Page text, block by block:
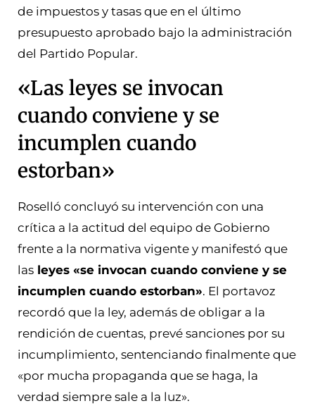
de impuestos y tasas que en el último
presupuesto aprobado bajo la administración
del Partido Popular.
«Las leyes se invocan
cuando conviene y se
incumplen cuando
estorban»
Roselló concluyó su intervención con una
crítica a la actitud del equipo de Gobierno
frente a la normativa vigente y manifestó que
las leyes «se invocan cuando conviene y se
incumplen cuando estorban». El portavoz
recordó que la ley, además de obligar a la
rendición de cuentas, prevé sanciones por su
incumplimiento, sentenciando finalmente que
«por mucha propaganda que se haga, la
verdad siempre sale a la luz».